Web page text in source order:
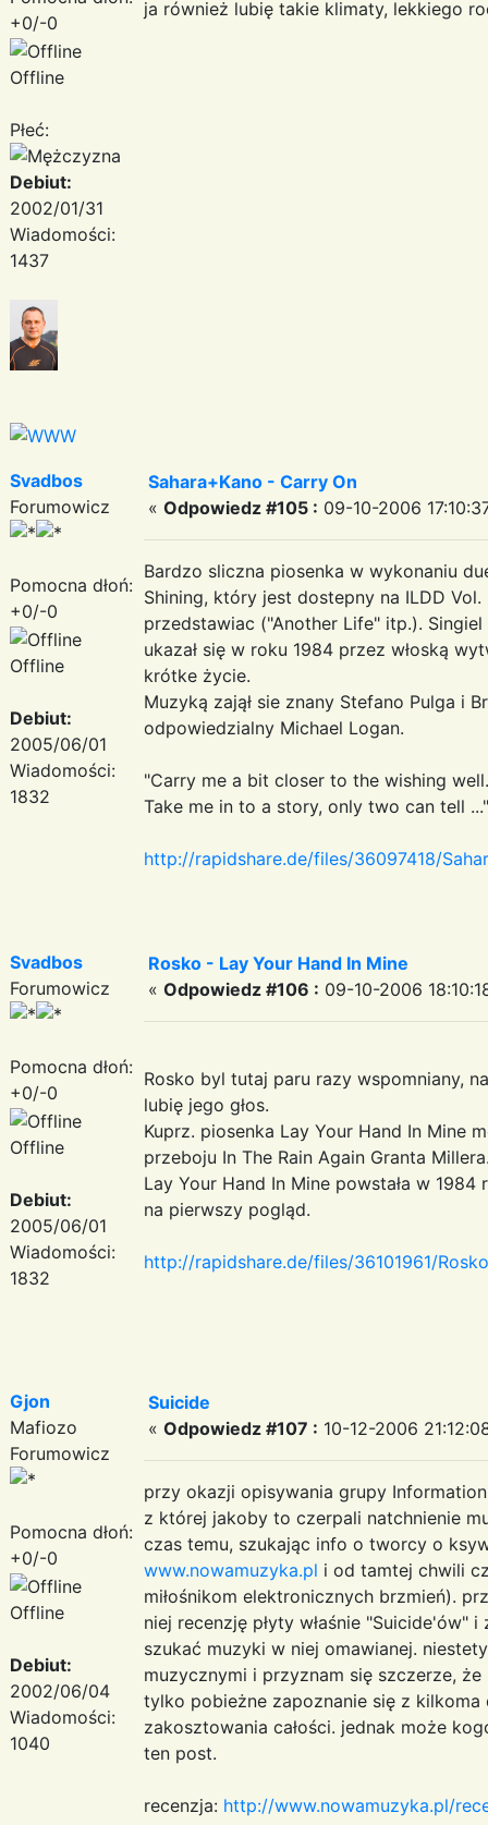
+0/-0
Offline
Płeć:
Debiut:
2002/01/31
Wiadomości:
1437
ja również lubię takie klimaty, lekkiego
Svadbos
Forumowicz
Pomocna dłoń:
+0/-0
Offline
Debiut:
2005/06/01
Wiadomości:
1832
Sahara+Kano - Carry On
« Odpowiedz #105 : 09-10-2006
Bardzo sliczna piosenka w wykonaniu
Shining, który jest dostepny na ILDD
przedstawiac ("Another Life" itp.). Singiel
ukazał się w roku 1984 przez włoską
krótke życie.
Muzyką zajął sie znany Stefano Pulga i
odpowiedzialny Michael Logan.
"Carry me a bit closer to the wishing well.
Take me in to a story, only two can tell ..."
http://rapidshare.de/files/36097418/
Svadbos
Forumowicz
Pomocna dłoń:
+0/-0
Offline
Debiut:
2005/06/01
Wiadomości:
1832
Rosko - Lay Your Hand In Mine
« Odpowiedz #106 : 09-10-2006
Rosko byl tutaj paru razy wspomniany,
lubię jego głos.
Kuprz. piosenka Lay Your Hand In Mine
przeboju In The Rain Again Granta
Lay Your Hand In Mine powstała w
na pierwszy pogląd.
http://rapidshare.de/files/36101961/
Gjon
Mafiozo
Forumowicz
Pomocna dłoń:
+0/-0
Offline
Debiut:
2002/06/04
Wiadomości:
1040
Suicide
« Odpowiedz #107 : 10-12-2006
przy okazji opisywania grupy
z której jakoby to czerpali natchnienie
czas temu, szukając info o tworcy o
www.nowamuzyka.pl i od tamtej chwili
miłośnikom elektronicznych brzmień).
niej recenzję płyty właśnie "Suicide'ów"
szukać muzyki w niej omawianej.
muzycznymi i przyznam się szczerze,
tylko pobieżne zapoznanie się z
zakosztowania całości. jednak może
ten post.
recenzja: http://www.nowamuzyka.pl/